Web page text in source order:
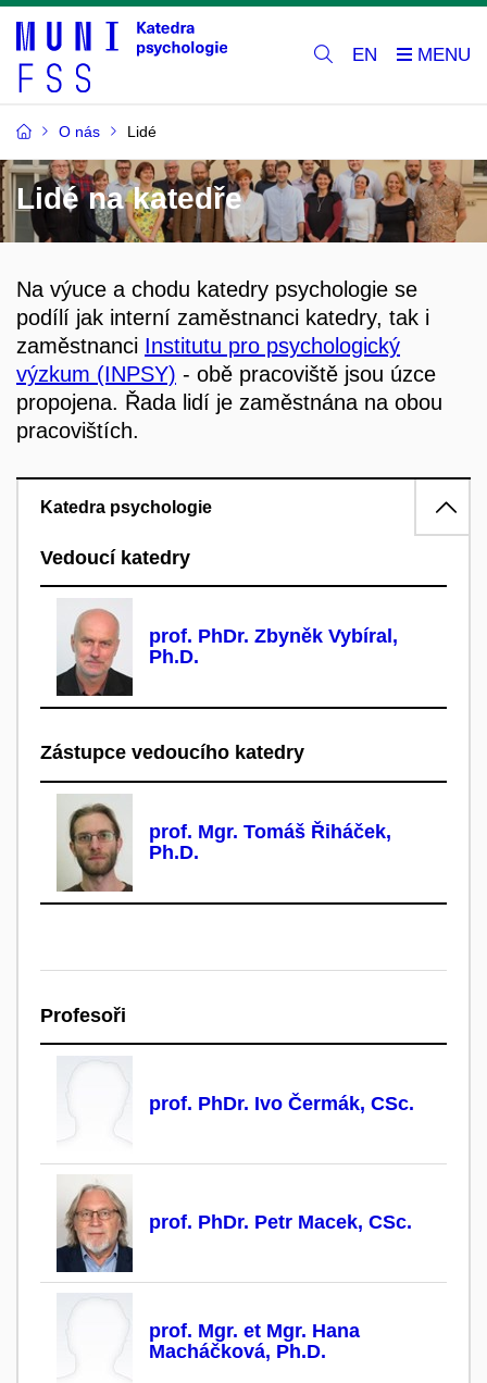
EN
O nás Lidé
Lidé na katedře
Na výuce a chodu katedry psychologie se
podílí jak interní zaměstnanci katedry, tak i
zaměstnanci Institutu pro psychologický
výzkum (INPSY) - obě pracoviště jsou úzce
propojena. Řada lidí je zaměstnána na obou
pracovištích.
Katedra psychologie
Vedoucí katedry
prof. PhDr. Zbyněk Vybíral,
Ph.D.
Zástupce vedoucího katedry
prof. Mgr. Tomáš Řiháček,
Ph.D.
Profesoři
prof. PhDr. Ivo Čermák, CSc.
prof. PhDr. Petr Macek, CSc.
prof. Mgr. et Mgr. Hana
Macháčková, Ph.D.